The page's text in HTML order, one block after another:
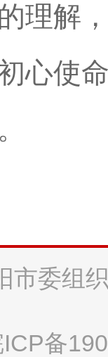
理解
心使
市委组
备